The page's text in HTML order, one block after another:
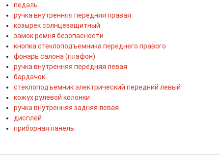
педаль
ручка внутренняя передняя правая
козырек солнцезащитный
замок ремня безопасности
кнопка стеклоподъемника переднего правого
фонарь салона (плафон)
ручка внутренняя передняя левая
бардачок
стеклоподъемник электрический передний левый
кожух рулевой колонки
ручка внутренняя задняя левая
дисплей
приборная панель